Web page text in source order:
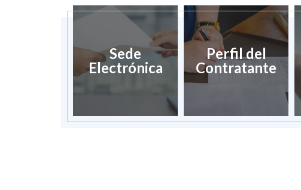
Sede
Electrónica
Perfil del
Contratante